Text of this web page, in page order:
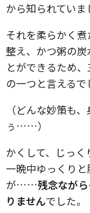
から知られていま
それを柔らかく
整え、かつ粥の
とができるため
の一つと言えるで
（どんな妙策も
ぅ……）
かくして、じっく
一晩中ゆっくり
が……残念なが
りませんでした。